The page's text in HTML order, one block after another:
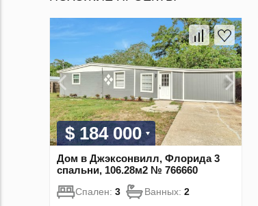
$ 184 000
Дом в Джэксонвилл, Флорида 3
спальни, 106.28м2 № 766660
Спален: 3 Ванных: 2